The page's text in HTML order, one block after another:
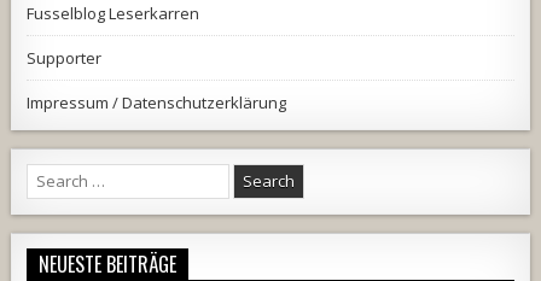
Fusselblog Leserkarren
Supporter
Impressum / Datenschutzerklärung
Search
for:
NEUESTE BEITRÄGE